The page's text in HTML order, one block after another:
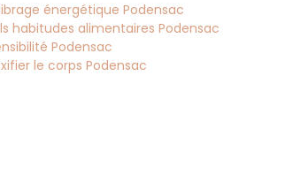
énergétique Podensac
habitudes alimentaires Podensac
Podensac
le corps Podensac